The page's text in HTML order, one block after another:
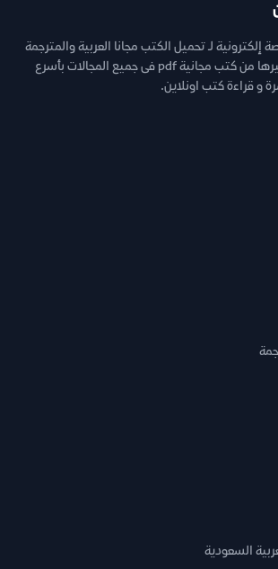
لـ تحميل الكتب مجانا العربية والمترجمة
والروايات والقصص وغيرها من كتب مجانية pdf فى جميع المجالات بأسرع
و قراءة كتب اونلاين.
السعودية